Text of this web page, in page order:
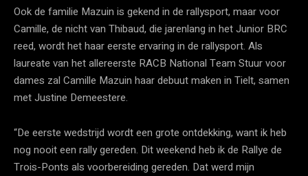
Ook de familie Mazuin is gekend in de rallysport, maar voor
Camille, de nicht van Thibaud, die jarenlang in het Junior BRC
reed, wordt het haar eerste ervaring in de rallysport. Als
laureate van het allereerste RACB National Team Stuur voor
dames zal Camille Mazuin haar debuut maken in Tielt, samen
met Justine Demeestere.
“De eerste wedstrijd wordt een grote ontdekking, want ik heb
nog nooit een rally gereden. Dit weekend heb ik de Rallye de
Trois-Ponts als voorbereiding gereden. Dat werd mijn